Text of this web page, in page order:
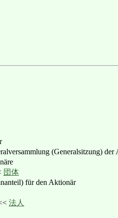
(Generalsitzung) der
団体
für den Aktionär
法人